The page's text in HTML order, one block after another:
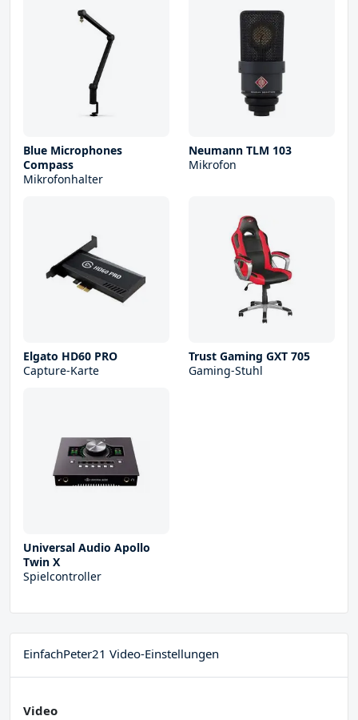
Blue Microphones
Compass
Mikrofonhalter
Neumann TLM 103
Mikrofon
Elgato HD60 PRO
Capture-Karte
Trust Gaming GXT 705
Gaming-Stuhl
Universal Audio Apollo
Twin X
Spielcontroller
EinfachPeter21 Video-Einstellungen
Video